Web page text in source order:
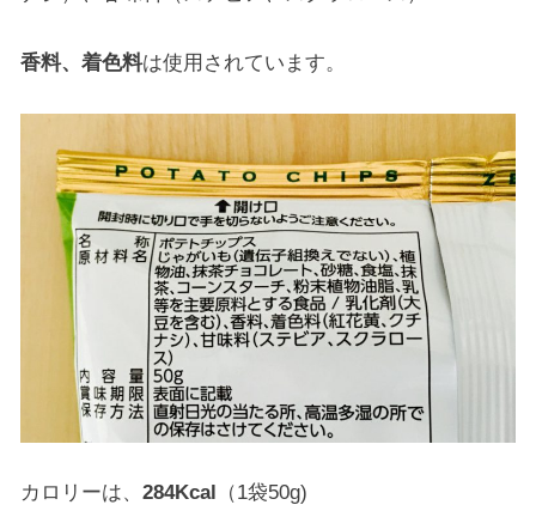
香料、着色料は使用されています。
カロリーは、284Kcal （1袋50g)